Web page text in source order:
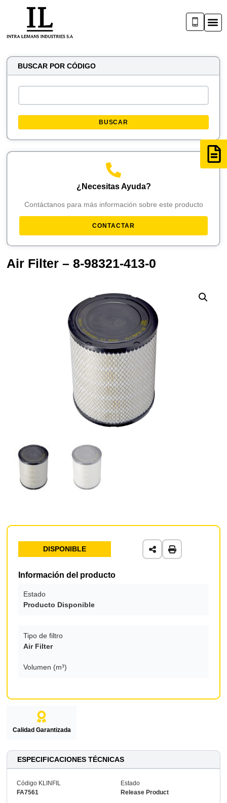
BUSCAR POR CÓDIGO
BUSCAR
¿Necesitas Ayuda?
Contáctanos para más información sobre este producto
CONTACTAR
Air Filter – 8-98321-413-0
DISPONIBLE
Información del producto
Estado
Producto Disponible
Tipo de filtro
Air Filter
Volumen (m³)
Calidad Garantizada
ESPECIFICACIONES TÉCNICAS
Código KLINFIL
FA7561
Estado
Release Product